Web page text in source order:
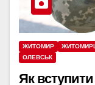
ЖИТОМИР
ОЛЕВСЬК
Як